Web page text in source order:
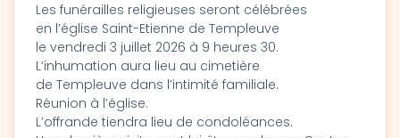
Les funérailles religieuses seront célébrées
en l’église Saint-Etienne de Templeuve
le vendredi 3 juillet 2026 à 9 heures 30.
L’inhumation aura lieu au cimetière
de Templeuve dans l’intimité familiale.
Réunion à l’église.
L’offrande tiendra lieu de condoléances.